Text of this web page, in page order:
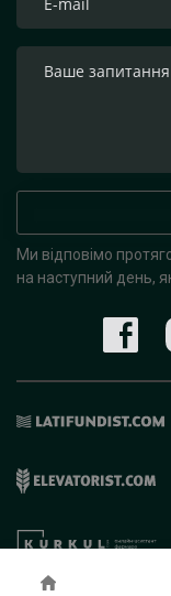
Ми відповімо
на наступний день,